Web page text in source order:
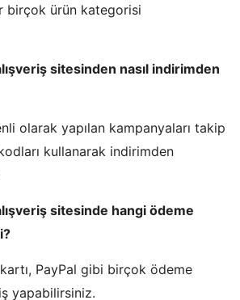
birçok ürün kategorisi
sitesinden nasıl indirimden
olarak yapılan kampanyaları takip
kullanarak indirimden
sitesinde hangi ödeme
PayPal gibi birçok ödeme
yapabilirsiniz.